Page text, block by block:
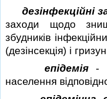
дезiнфекцiйнi
заходи щодо
збудникiв
(дезiнсекцiя) i
епiдемiя-
населення